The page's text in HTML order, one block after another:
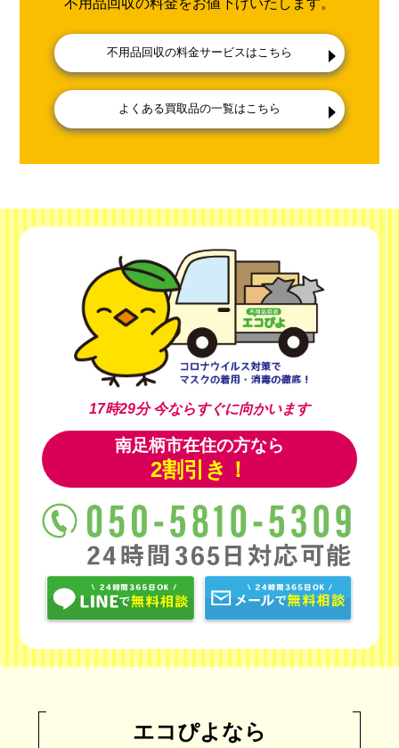
不用品回収の料金サービスはこちら
よくある買取品の一覧はこちら
17時29分今ならすぐに向かいます
南足柄市在住の方なら
2割引き！
エコぴよなら